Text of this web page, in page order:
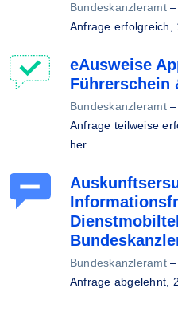
Bundeskanzleramt–
Anfrage erfolgreich,
eAusweise
Führerschein
Bundeskanzleramt–
Anfrage teilweise
her
Bundeskanzleramt–
Anfrage abgelehnt,